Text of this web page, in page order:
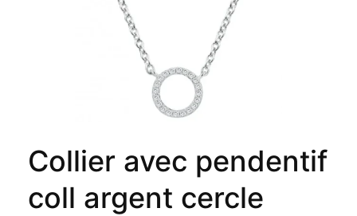
Collier avec pendentif
coll argent cercle